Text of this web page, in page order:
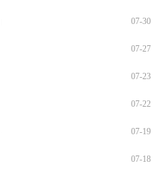
07-30
07-27
07-23
07-22
07-19
07-18